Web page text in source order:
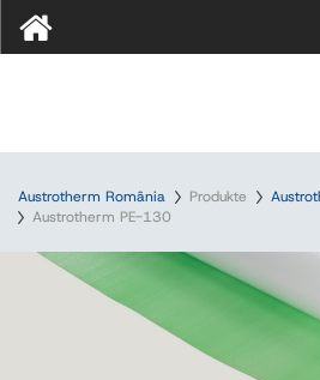
Austrotherm România Produkte
Austrotherm PE-130